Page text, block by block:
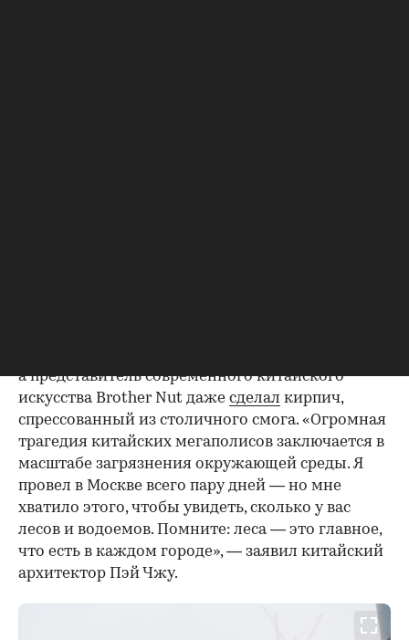
а представитель современного китайского
искусства Brother Nut даже сделал кирпич,
спрессованный из столичного смога. «Огромная
трагедия китайских мегаполисов заключается в
масштабе загрязнения окружающей среды. Я
провел в Москве всего пару дней — но мне
хватило этого, чтобы увидеть, сколько у вас
лесов и водоемов. Помните: леса — это главное,
что есть в каждом городе», — заявил китайский
архитектор Пэй Чжу.